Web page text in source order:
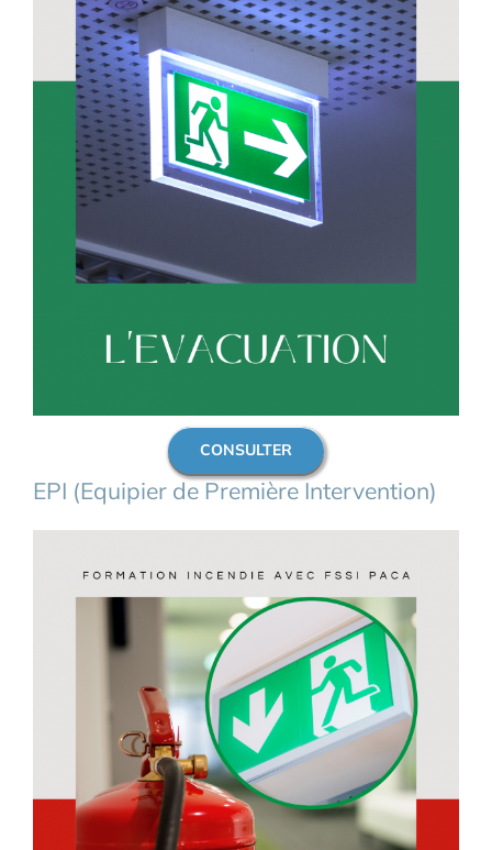
CONSULTER
EPI (Equipier de Première Intervention)